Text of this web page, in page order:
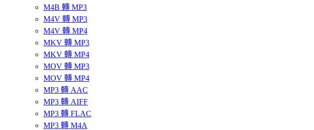
M4B 轉 MP3
M4V 轉 MP3
M4V 轉 MP4
MKV 轉 MP3
MKV 轉 MP4
MOV 轉 MP3
MOV 轉 MP4
MP3 轉 AAC
MP3 轉 AIFF
MP3 轉 FLAC
MP3 轉 M4A